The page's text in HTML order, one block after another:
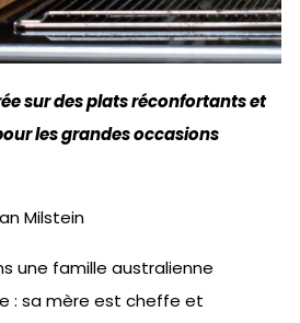
sur des plats réconfortants et
les grandes occasions
Milstein
une famille australienne
: sa mère est cheffe et